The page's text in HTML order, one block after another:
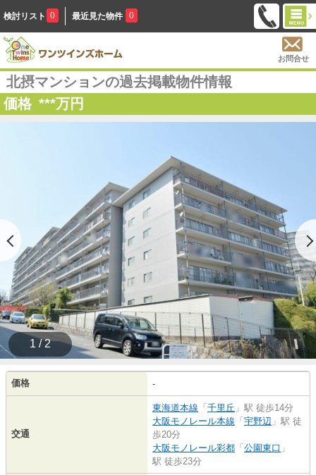
検討リスト 0 最近見た物件 0
お問合せ
北摂マンションの過去掲載物件情報
価格 ***万円
1 / 2
価格 -
交通
東海道本線 「 千里丘 」駅 徒歩14分
大阪モノレール本線 「 宇野辺 」駅 徒
歩20分
大阪モノレール彩都 「 公園東口 」
駅 徒歩23分